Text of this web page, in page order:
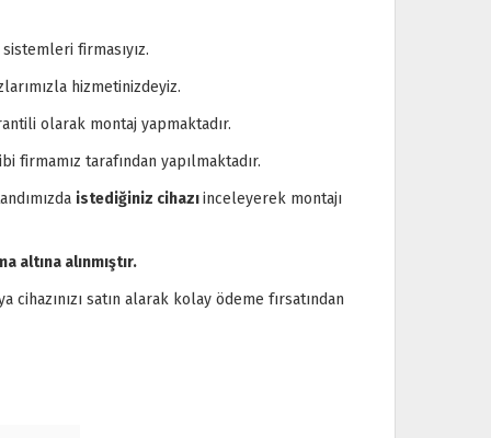
firmasıyız.
hizmetinizdeyiz.
olarak montaj yapmaktadır.
firmamız tarafından yapılmaktadır.
istediğiniz cihazıinceleyerek montajı
altına alınmıştır.
satın alarak kolay ödeme fırsatından